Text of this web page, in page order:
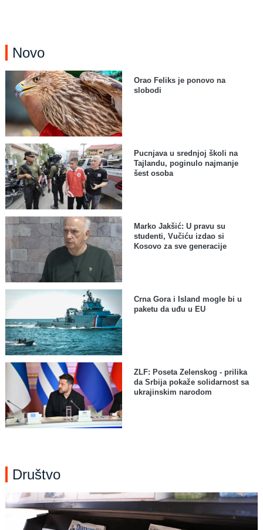
Novo
Orao Feliks je ponovo na
slobodi
Pucnjava u srednjoj školi na
Tajlandu, poginulo najmanje
šest osoba
Marko Jakšić: U pravu su
studenti, Vučiću izdao si
Kosovo za sve generacije
Crna Gora i Island mogle bi u
paketu da uđu u EU
ZLF: Poseta Zelenskog - prilika
da Srbija pokaže solidarnost sa
ukrajinskim narodom
Društvo